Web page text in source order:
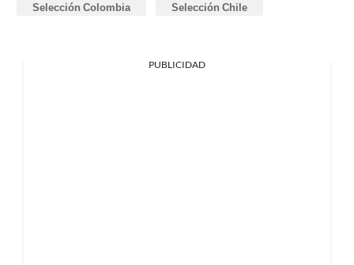
Selección Colombia Selección Chile
PUBLICIDAD